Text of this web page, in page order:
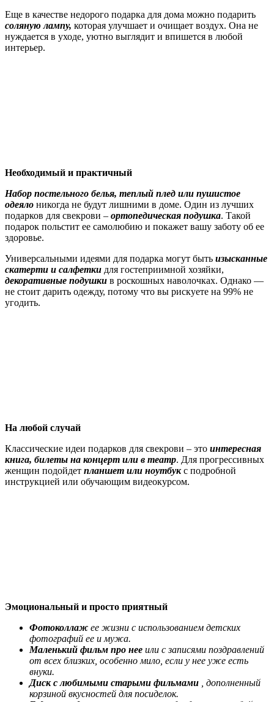
Еще в качестве недорого подарка для дома можно подарить
соляную лампу, которая улучшает и очищает воздух. Она не
нуждается в уходе, уютно выглядит и впишется в любой
интерьер.
Необходимый и практичный
Набор постельного белья, теплый плед или пушистое
одеяло никогда не будут лишними в доме. Один из лучших
подарков для свекрови – ортопедическая подушка. Такой
подарок польстит ее самолюбию и покажет вашу заботу об ее
здоровье.
Универсальными идеями для подарка могут быть изысканные
скатерти и салфетки для гостеприимной хозяйки,
декоративные подушки в роскошных наволочках. Однако —
не стоит дарить одежду, потому что вы рискуете на 99% не
угодить.
На любой случай
Классические идеи подарков для свекрови – это интересная
книга, билеты на концерт или в театр. Для прогрессивных
женщин подойдет планшет или ноутбукс подробной
инструкцией или обучающим видеокурсом.
Эмоциональный и просто приятный
Фотоколлаж ее жизни с использованием детских
фотографий ее и мужа.
Маленький фильм про нее или с записями поздравлений
от всех близких, особенно мило, если у нее уже есть
внуки.
Диск с любимыми старыми фильмами , дополненный
корзиной вкусностей для посиделок.